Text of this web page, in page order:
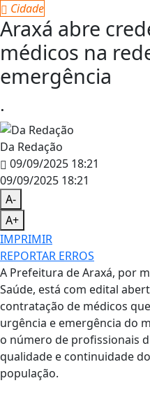
Cidade
Araxá abre
médicos na
emergência
.
Da Redação
09/09/2025 18:21
09/09/2025 18:21
A-
A+
IMPRIMIR
REPORTAR ERROS
A Prefeitura de Araxá, por
Saúde, está com edital
contratação de médicos
urgência e emergência do
o número de profissionais
qualidade e continuidade
população.